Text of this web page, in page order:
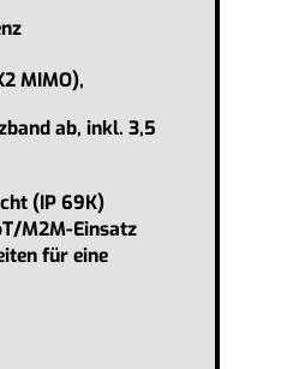
MIMO),
ab, inkl. 3,5
(IP 69K)
M2M-Einsatz
für eine